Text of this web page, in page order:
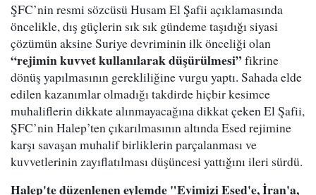
ŞFC’nin resmi sözcüsü Husam El Şafii açıklamasında
öncelikle, dış güçlerin sık sık gündeme taşıdığı siyasi
çözümün aksine Suriye devriminin ilk önceliği olan
“rejimin kuvvet kullanılarak düşürülmesi”fikrine
dönüş yapılmasının gerekliliğine vurgu yaptı. Sahada elde
edilen kazanımlar olmadığı takdirde hiçbir kesimce
muhaliflerin dikkate alınmayacağına dikkat çeken El Şafii,
ŞFC’nin Halep’ten çıkarılmasının altında Esed rejimine
karşı savaşan muhalif birliklerin parçalanması ve
kuvvetlerinin zayıflatılması düşüncesi yattığını ileri sürdü.
Halep'te düzenlenen eylemde "Evimizi Esed'e, İran'a,